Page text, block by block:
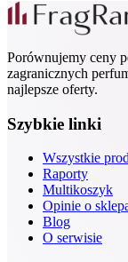
Porównujemy ceny
zagranicznych
najlepsze oferty.
Szybkie linki
Wszystkie
Raporty
Multikoszyk
Opinie o
Blog
O serwisie